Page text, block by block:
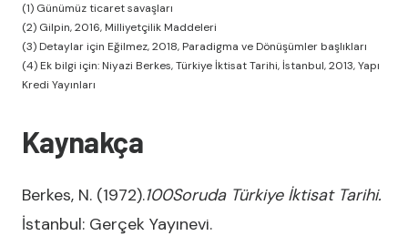
(1) Günümüz ticaret savaşları
(2) Gilpin, 2016, Milliyetçilik Maddeleri
(3) Detaylar için Eğilmez, 2018, Paradigma ve Dönüşümler başlıkları
(4) Ek bilgi için: Niyazi Berkes, Türkiye İktisat Tarihi, İstanbul, 2013, Yapı
Kredi Yayınları
Kaynakça
Berkes, N. (1972).100Soruda Türkiye İktisat Tarihi.
İstanbul: Gerçek Yayınevi.